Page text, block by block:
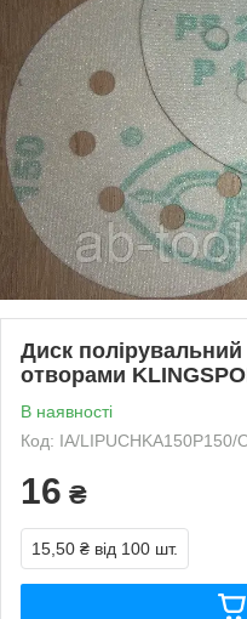
Диск полірувальний
отворами
В наявності
Код: IA/LIPUCHKA150P150/
16 ₴
15,50 ₴ від 100 шт.